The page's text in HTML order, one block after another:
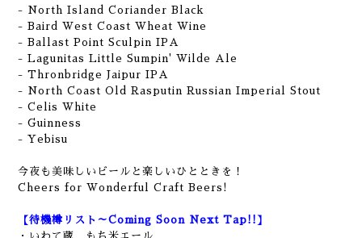
- North Island Coriander Black
- Baird West Coast Wheat Wine
- Ballast Point Sculpin IPA
- Lagunitas Little Sumpin' Wilde Ale
- Thronbridge Jaipur IPA
- North Coast Old Rasputin Russian Imperial Stout
- Celis White
- Guinness
- Yebisu
今夜も美味しいビールと楽しいひとときを！
Cheers for Wonderful Craft Beers!
【待機樽リスト～Coming Soon Next Tap!!】